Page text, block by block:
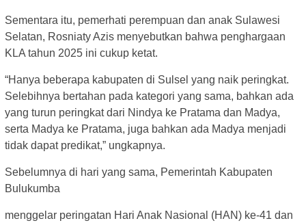
Sementara itu, pemerhati perempuan dan anak Sulawesi
Selatan, Rosniaty Azis menyebutkan bahwa penghargaan
KLA tahun 2025 ini cukup ketat.
“Hanya beberapa kabupaten di Sulsel yang naik peringkat.
Selebihnya bertahan pada kategori yang sama, bahkan ada
yang turun peringkat dari Nindya ke Pratama dan Madya,
serta Madya ke Pratama, juga bahkan ada Madya menjadi
tidak dapat predikat,” ungkapnya.
Sebelumnya di hari yang sama, Pemerintah Kabupaten
Bulukumba
menggelar peringatan Hari Anak Nasional (HAN) ke-41 dan